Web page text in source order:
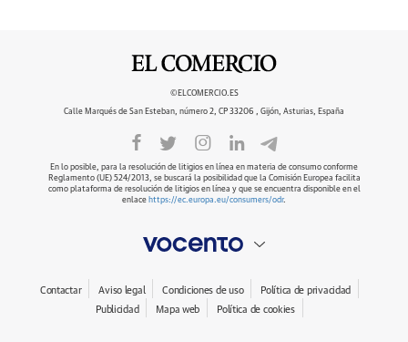
©ELCOMERCIO.ES
Calle Marqués de San Esteban, número 2, CP 33206 , Gijón, Asturias, España
En lo posible, para la resolución de litigios en línea en materia de consumo conforme
Reglamento (UE) 524/2013, se buscará la posibilidad que la Comisión Europea facilita
como plataforma de resolución de litigios en línea y que se encuentra disponible en el
enlace https://ec.europa.eu/consumers/odr.
Contactar Aviso legal Condiciones de uso
Política de privacidad
Publicidad
Mapa web Política de cookies